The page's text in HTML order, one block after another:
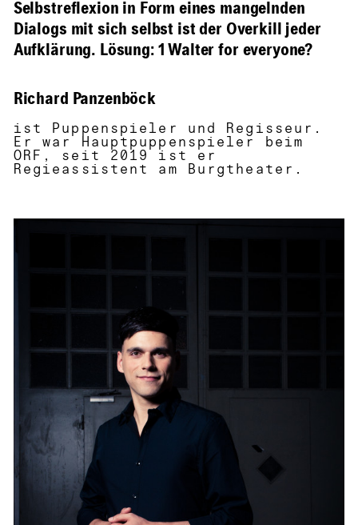
Selbstreflexion in Form eines mangelnden
Dialogs mit sich selbst ist der Overkill jeder
Aufklärung. Lösung: 1 Walter for everyone?
Richard Panzenböck
ist Puppenspieler und Regisseur.
Er war Hauptpuppenspieler beim
ORF, seit 2019 ist er
Regieassistent am Burgtheater.